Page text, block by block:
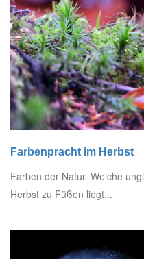
Farbenpracht im Herbst
Farben der Natur. Welche
Herbst zu Füßen liegt...